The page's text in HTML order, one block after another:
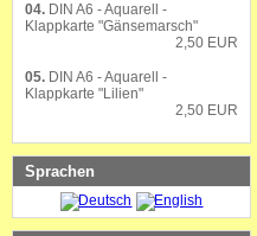
04. DIN A6 - Aquarell -
Klappkarte "Gänsemarsch"
2,50 EUR
05. DIN A6 - Aquarell -
Klappkarte "Lilien"
2,50 EUR
Sprachen